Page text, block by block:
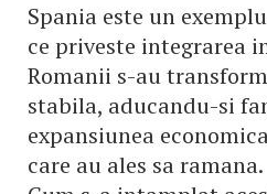
Spania este un
ce priveste integrarea
Romanii s-au
stabila, aducandu-si
expansiunea
care au ales sa ramana.